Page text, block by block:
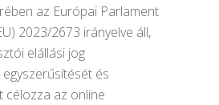
az Európai Parlament
2023/2673 irányelve áll,
elállási jog
és
célozza az online